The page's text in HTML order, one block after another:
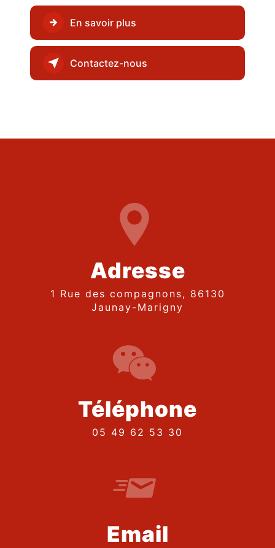
En savoir plus
Contactez-nous
Adresse
1 Rue des compagnons, 86130
Jaunay-Marigny
Téléphone
05 49 62 53 30
Email